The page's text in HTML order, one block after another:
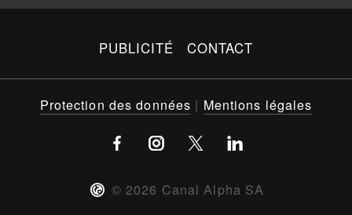
PUBLICITÉ CONTACT
© 2026 Canal Alpha SA
Protection des données | Mentions légales